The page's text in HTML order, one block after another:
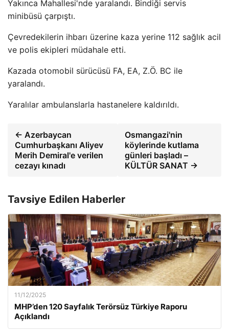
Yakınca Mahallesi'nde yaralandı. Bindiği servis
minibüsü çarpıştı.
Çevredekilerin ihbarı üzerine kaza yerine 112 sağlık acil
ve polis ekipleri müdahale etti.
Kazada otomobil sürücüsü FA, EA, Z.Ö. BC ile
yaralandı.
Yaralılar ambulanslarla hastanelere kaldırıldı.
← Azerbaycan
Cumhurbaşkanı Aliyev
Merih Demiral'e verilen
cezayı kınadı
Osmangazi'nin
köylerinde kutlama
günleri başladı –
KÜLTÜR SANAT →
Tavsiye Edilen Haberler
11/12/2025
MHP’den 120 Sayfalık Terörsüz Türkiye Raporu
Açıklandı